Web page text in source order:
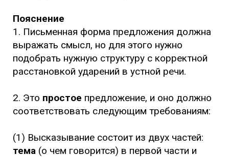
Пояснение
1. Письменная форма предложения должна
выражать смысл, но для этого нужно
подобрать нужную структуру с корректной
расстановкой ударений в устной речи.
2. Это простое предложение, и оно должно
соответствовать следующим требованиям:
(1) Высказывание состоит из двух частей:
тема (о чем говорится) в первой части и